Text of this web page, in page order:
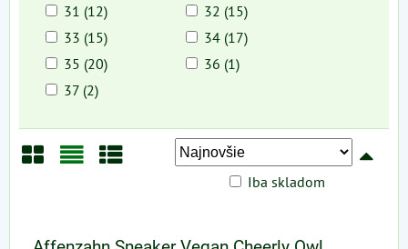
31 (12)
32 (15)
33 (15)
34 (17)
35 (20)
36 (1)
37 (2)
Iba skladom